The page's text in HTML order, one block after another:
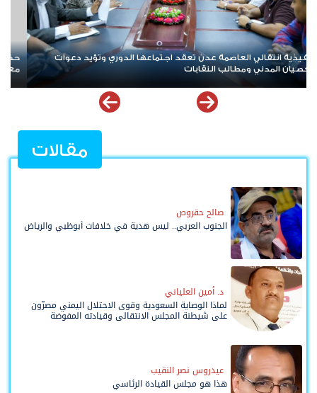
حضرموت في قلب الصراع.. هل تتحول حماية المنشآت النفطية إلى
معركة جديدة على الثروة والسيادة؟
مقالات
صالح حقروص
الجنوب العربي.. ليس هدية في خلافات أبوظبي والرياض
د. أمين العلياني
لماذا الوصاية السعودية وقوى الاحتلال اليمني مصرّون
على شيطنة المجلس الانتقالي وقيادته المفوضة
وحواضنه الشعبية؟
عيدروس نصر النقيب
هذا هو مجلس القيادة الرئاسي